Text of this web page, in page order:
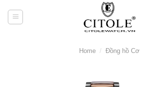
Home / Đồng hồ Cơ